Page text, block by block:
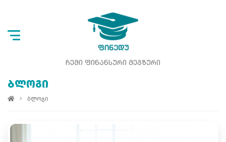
ᲩᲔᲛᲘ ᲤᲘᲜᲐᲜᲡᲣᲠᲘ ᲛᲔᲒᲖᲣᲠᲘ
ᲑᲚᲝᲒᲘ
ბლოგი